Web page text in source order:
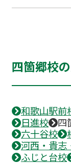
四箇郷校
和歌山駅前
日進校
四
六十谷校
河西・貴
ふじと台校